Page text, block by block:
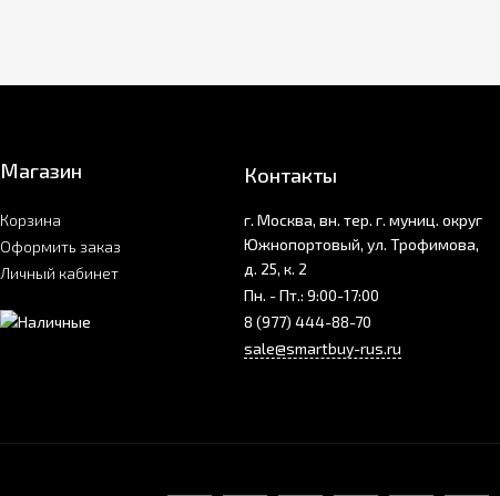
Магазин
Корзина
Оформить заказ
Личный кабинет
Контакты
г. Москва, вн. тер. г. муниц. округ
Южнопортовый, ул. Трофимова,
д. 25, к. 2
Пн. - Пт.: 9:00-17:00
8 (977) 444-88-70
sale@smartbuy-rus.ru